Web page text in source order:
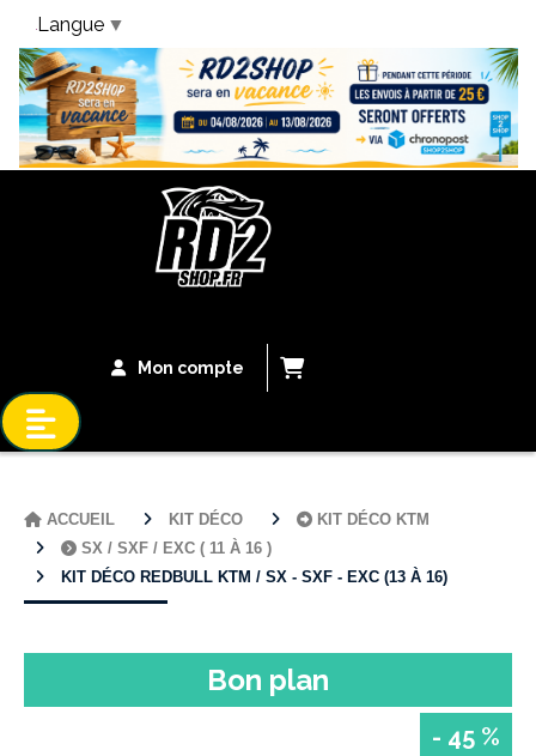
Bandeau Vacances
Mon compte
ACCUEIL KIT DÉCO
KIT DÉCO KTM
SX / SXF / EXC ( 11 À 16 )
KIT DÉCO REDBULL KTM / SX - SXF - EXC (13 À 16)
- 45 %
Bon plan
Langue ▼